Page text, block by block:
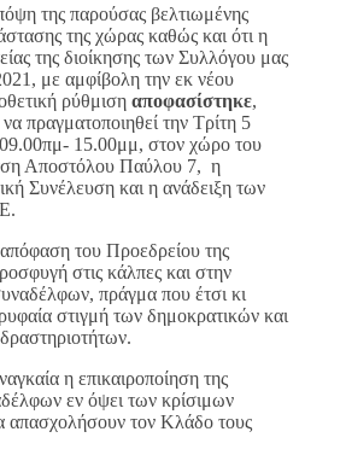
της παρούσας βελτιωμένης
της χώρας καθώς και ότι η
της διοίκησης των Συλλόγου μας
με αμφίβολη την εκ νέου
ρύθμιση αποφασίστηκε,
πραγματοποιηθεί την Τρίτη 5
15.00μμ, στον χώρο του
Αποστόλου Παύλου 7, η
Συνέλευση και η ανάδειξη των
του Προεδρείου της
στις κάλπες και στην
πράγμα που έτσι κι
στιγμή των δημοκρατικών και
η επικαιροποίηση της
εν όψει των κρίσιμων
απασχολήσουν τον Κλάδο τους